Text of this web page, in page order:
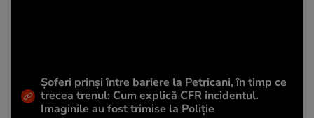
Șoferi prinși între bariere la Petricani, în timp ce
trecea trenul: Cum explică CFR incidentul.
Imaginile au fost trimise la Poliție